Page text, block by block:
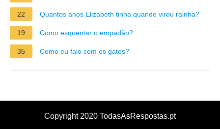
22 Quantos anos Elizabeth tinha quando virou rainha?
19 Como esquentar o empadão?
35 Como eu falo com os gatos?
Copyright 2020 TodasAsRespostas.pt